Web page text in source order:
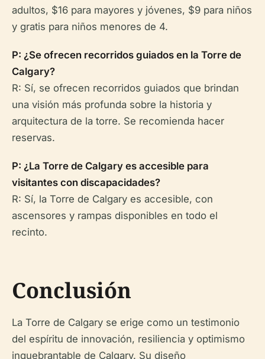
adultos, $16 para mayores y jóvenes, $9 para niños
y gratis para niños menores de 4.
P: ¿Se ofrecen recorridos guiados en la Torre de
Calgary?
R: Sí, se ofrecen recorridos guiados que brindan
una visión más profunda sobre la historia y
arquitectura de la torre. Se recomienda hacer
reservas.
P: ¿La Torre de Calgary es accesible para
visitantes con discapacidades?
R: Sí, la Torre de Calgary es accesible, con
ascensores y rampas disponibles en todo el
recinto.
Conclusión
La Torre de Calgary se erige como un testimonio
del espíritu de innovación, resiliencia y optimismo
inquebrantable de Calgary. Su diseño